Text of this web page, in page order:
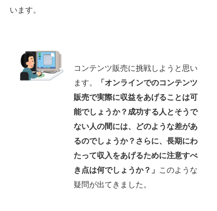
います。
コンテンツ販売に挑戦しようと思い
ます。
「オンラインでのコンテンツ
販売で実際に収益をあげることは可
能でしょうか？成功する人とそうで
ない人の間には、どのような差があ
るのでしょうか？さらに、長期にわ
たって収入をあげるために注意すべ
き点は何でしょうか？」
このような
疑問が出てきました。